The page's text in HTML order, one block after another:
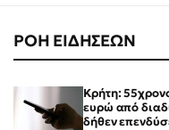
ΡΟΗ ΕΙΔΗΣΕΩΝ
Κρήτη:
ευρώ από
δήθεν